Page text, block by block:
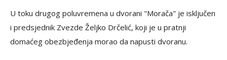
U toku drugog poluvremena u dvorani "Morača" je isključen
i predsjednik Zvezde Željko Drčelić, koji je u pratnji
domaćeg obezbjeđenja morao da napusti dvoranu.